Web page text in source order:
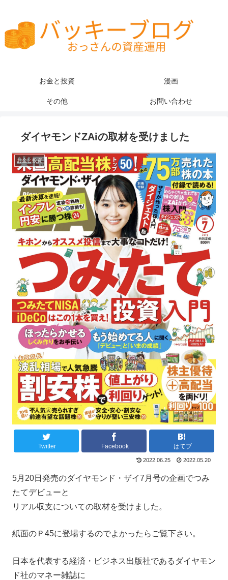
お金と投資 漫画
その他 お問い合わせ
ダイヤモンドZAiの取材を受けました
お金と投資
Twitter Facebook はてブ
2022.06.25 2022.05.20
5月20日発売のダイヤモンド・ザイ7月号の企画でつみ
たてデビューと
リアル収支についての取材を受けました。
紙面のＰ45に登場するのでよかったらご覧下さい。
日本を代表する経済・ビジネス出版社であるダイヤモン
ド社のマネー雑誌に